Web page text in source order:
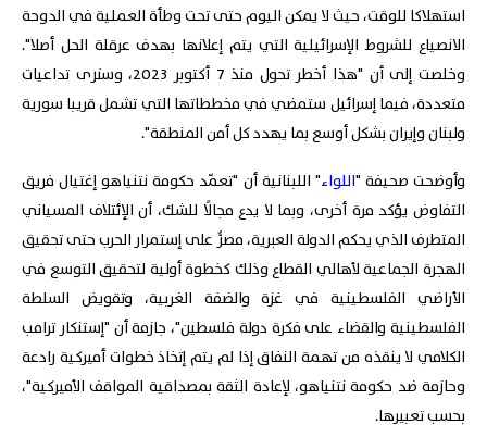
استهلاكا للوقت، حيث لا يمكن اليوم حتى تحت وطأة العملية في الدوحة
الانصياع للشروط الإسرائيلية التي يتم إعلانها بهدف عرقلة الحل أصلا".
وخلصت إلى أن "هذا أخطر تحول منذ 7 أكتوبر 2023، وسنرى تداعيات
متعددة، فيما إسرائيل ستمضي في مخططاتها التي تشمل قريبا سورية
ولبنان وإيران بشكل أوسع بما يهدد كل أمن المنطقة".
وأوضحت صحيفة "اللواء" اللبنانية أن "تعمّد حكومة نتنياهو إغتيال فريق
التفاوض يؤكد مرة أخرى، وبما لا يدع مجالًا للشك، أن الإئتلاف المسياني
المتطرف الذي يحكم الدولة العبرية، مصرٌّ على إستمرار الحرب حتى تحقيق
الهجرة الجماعية لأهالي القطاع وذلك كخطوة أولية لتحقيق التوسع في
الأراضي الفلسطينية في غزة والضفة الغربية، وتقويض السلطة
الفلسطينية والقضاء على فكرة دولة فلسطين"، جازمة أن "إستنكار ترامب
الكلامي لا ينقذه من تهمة النفاق إذا لم يتم إتخاذ خطوات أميركية رادعة
وحازمة ضد حكومة نتنياهو، لإعادة الثقة بمصداقية المواقف الأميركية"،
بحسب تعبيرها.